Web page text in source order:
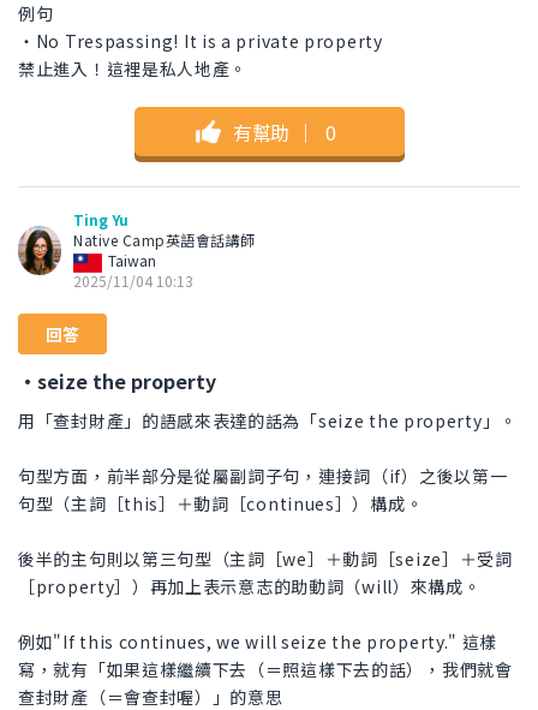
例句
・No Trespassing! It is a private property
禁止進入！這裡是私人地產。
有幫助 ｜ 0
Ting Yu
Native Camp英語會話講師
Taiwan
2025/11/04 10:13
回答
・seize the property
用「查封財產」的語感來表達的話為「seize the property」。
句型方面，前半部分是從屬副詞子句，連接詞（if）之後以第一
句型（主詞［this］＋動詞［continues］）構成。
後半的主句則以第三句型（主詞［we］＋動詞［seize］＋受詞
［property］）再加上表示意志的助動詞（will）來構成。
例如"If this continues, we will seize the property." 這樣
寫，就有「如果這樣繼續下去（＝照這樣下去的話），我們就會
查封財產（＝會查封喔）」的意思